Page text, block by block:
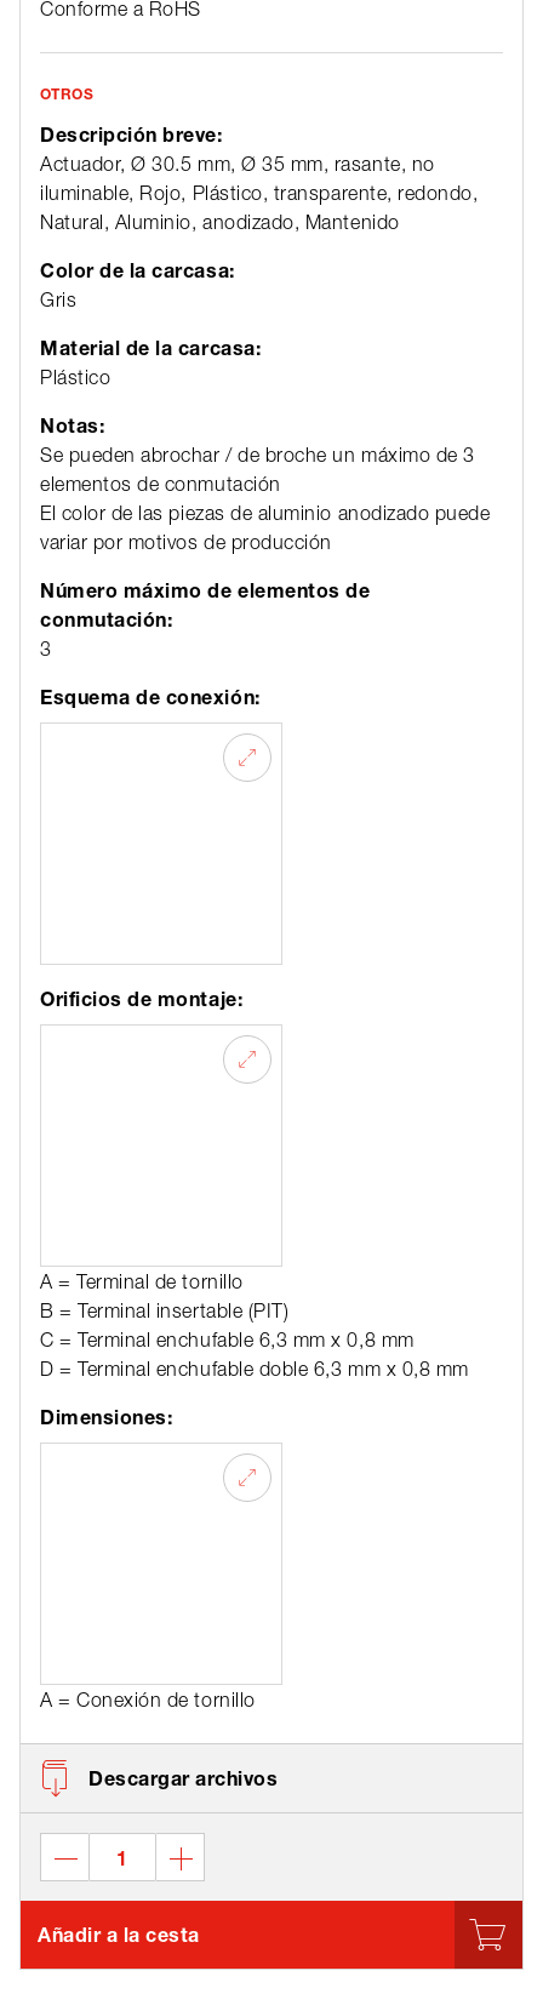
Conforme a RoHS
OTROS
Descripción breve:
Actuador, Ø 30.5 mm, Ø 35 mm, rasante, no
iluminable, Rojo, Plástico, transparente, redondo,
Natural, Aluminio, anodizado, Mantenido
Color de la carcasa:
Gris
Material de la carcasa:
Plástico
Notas:
Se pueden abrochar / de broche un máximo de 3
elementos de conmutación
El color de las piezas de aluminio anodizado puede
variar por motivos de producción
Número máximo de elementos de
conmutación:
3
Esquema de conexión:
Orificios de montaje:
A = Terminal de tornillo
B = Terminal insertable (PIT)
C = Terminal enchufable 6,3 mm x 0,8 mm
D = Terminal enchufable doble 6,3 mm x 0,8 mm
Dimensiones:
A = Conexión de tornillo
Descargar archivos
Añadir a la cesta